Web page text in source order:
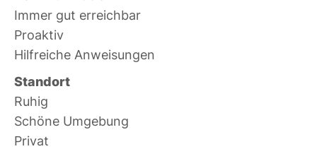
Immer gut erreichbar
Proaktiv
Hilfreiche Anweisungen
Standort
Ruhig
Schöne Umgebung
Privat